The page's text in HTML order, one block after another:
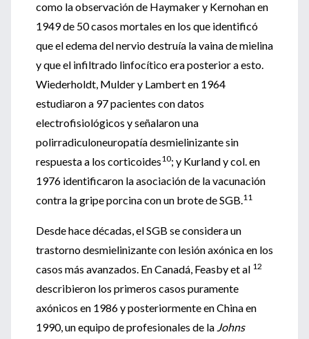
como la observación de Haymaker y Kernohan en
1949 de 50 casos mortales en los que identificó
que el edema del nervio destruía la vaina de mielina
y que el infiltrado linfocítico era posterior a esto.
Wiederholdt, Mulder y Lambert en 1964
estudiaron a 97 pacientes con datos
electrofisiológicos y señalaron una
polirradiculoneuropatía desmielinizante sin
respuesta a los corticoides10; y Kurland y col. en
1976 identificaron la asociación de la vacunación
contra la gripe porcina con un brote de SGB.11
Desde hace décadas, el SGB se considera un
trastorno desmielinizante con lesión axónica en los
casos más avanzados. En Canadá, Feasby et al 12
describieron los primeros casos puramente
axónicos en 1986 y posteriormente en China en
1990, un equipo de profesionales de la Johns